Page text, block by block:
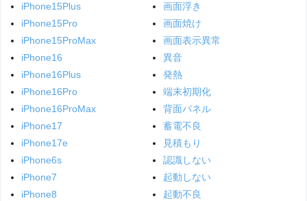
iPhone15Plus
iPhone15Pro
iPhone15ProMax
iPhone16
iPhone16Plus
iPhone16Pro
iPhone16ProMax
iPhone17
iPhone17e
iPhone6s
iPhone7
iPhone8
画面浮き
画面焼け
画面表示異常
異音
発熱
端末初期化
背面パネル
蓄電不良
見積もり
認識しない
起動しない
起動不良